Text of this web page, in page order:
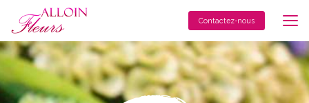
contenu
principal
Contactez-nous